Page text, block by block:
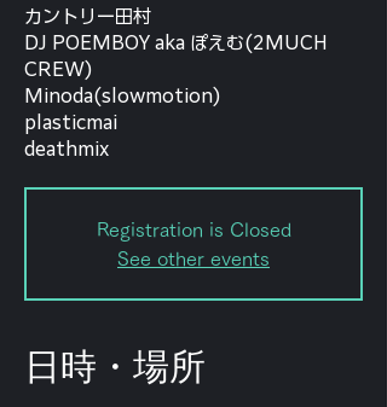
カントリー田村
DJ POEMBOY aka ぽえむ(2MUCH
CREW)
Minoda(slowmotion)
plasticmai
Registration is Closed
See other events
日時・場所